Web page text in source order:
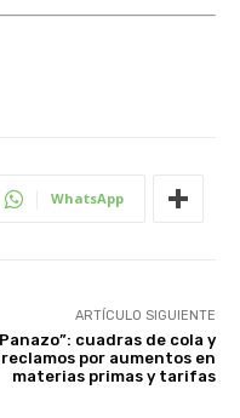
WhatsApp
ARTÍCULO SIGUIENTE
cuadras de cola y
reclamos por aumentos en
materias primas y tarifas